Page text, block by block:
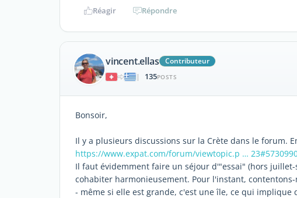
Réagir Répondre
vincent.ellas
Contributeur
|
135POSTS
Bonsoir,
Il y a plusieurs discussions sur la Crète dans le forum.
https://www.expat.com/forum/viewtopic.p …
Il faut évidemment faire un séjour d'"essai" (hors
cohabiter harmonieusement. Pour l'instant,
- même si elle est grande, c'est une île, ce qui implique